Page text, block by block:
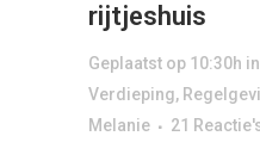
rijtjeshuis
Geplaatst op 10:30h in
Verdieping,
Melanie
21